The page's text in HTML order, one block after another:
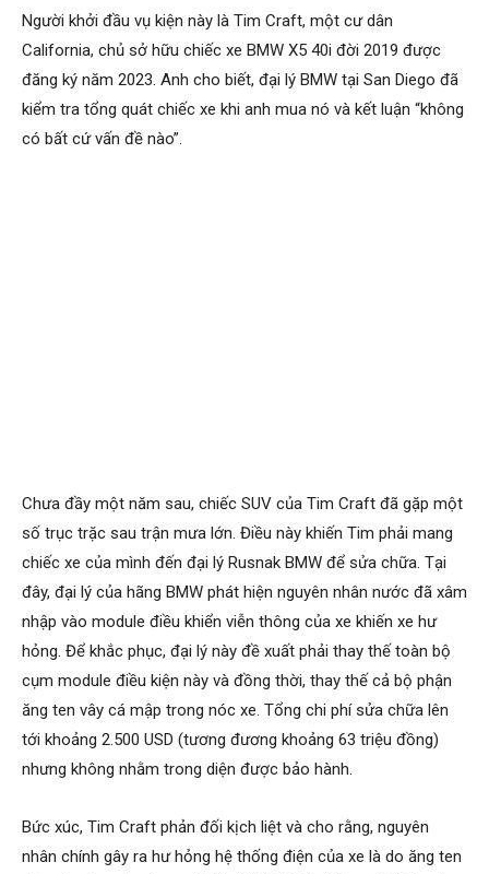
Người khởi đầu vụ kiện này là Tim Craft, một cư dân
California, chủ sở hữu chiếc xe BMW X5 40i đời 2019 được
đăng ký năm 2023. Anh cho biết, đại lý BMW tại San Diego đã
kiểm tra tổng quát chiếc xe khi anh mua nó và kết luận “không
có bất cứ vấn đề nào”.
Chưa đầy một năm sau, chiếc SUV của Tim Craft đã gặp một
số trục trặc sau trận mưa lớn. Điều này khiến Tim phải mang
chiếc xe của mình đến đại lý Rusnak BMW để sửa chữa. Tại
đây, đại lý của hãng BMW phát hiện nguyên nhân nước đã xâm
nhập vào module điều khiển viễn thông của xe khiến xe hư
hỏng. Để khắc phục, đại lý này đề xuất phải thay thế toàn bộ
cụm module điều kiện này và đồng thời, thay thế cả bộ phận
ăng ten vây cá mập trong nóc xe. Tổng chi phí sửa chữa lên
tới khoảng 2.500 USD (tương đương khoảng 63 triệu đồng)
nhưng không nhằm trong diện được bảo hành.
Bức xúc, Tim Craft phản đối kịch liệt và cho rằng, nguyên
nhân chính gây ra hư hỏng hệ thống điện của xe là do ăng ten